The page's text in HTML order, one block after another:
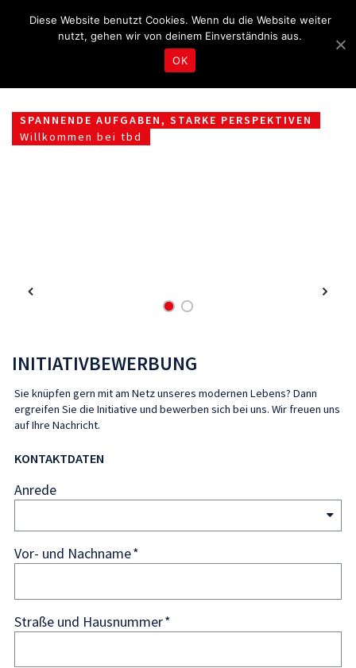
SPANNENDE AUFGABEN, STARKE PERSPEKTIVEN
Willkommen bei tbd
INITIATIVBEWERBUNG
Sie knüpfen gern mit am Netz unseres modernen Lebens? Dann
ergreifen Sie die Initiative und bewerben sich bei uns. Wir freuen uns
auf Ihre Nachricht.
KONTAKTDATEN
Anrede
Vor- und Nachname
Straße und Hausnummer
Diese Website benutzt Cookies. Wenn du die Website weiter
nutzt, gehen wir von deinem Einverständnis aus.
OK